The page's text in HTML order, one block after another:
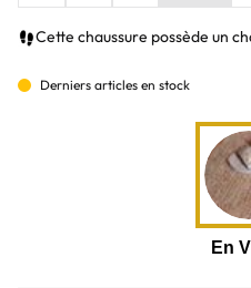
Cette chaussure possède un
Derniers articles en stock